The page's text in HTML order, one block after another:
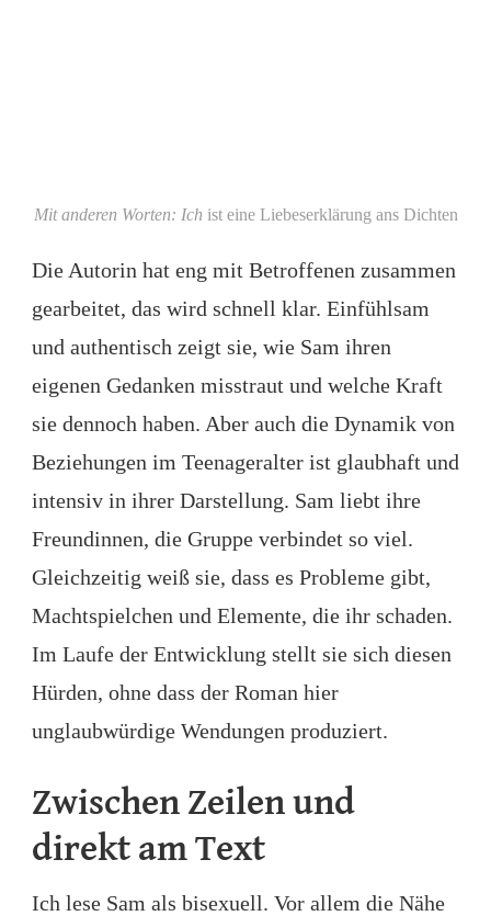
Mit anderen Worten: Ich ist eine Liebeserklärung ans Dichten
Die Autorin hat eng mit Betroffenen zusammen
gearbeitet, das wird schnell klar. Einfühlsam
und authentisch zeigt sie, wie Sam ihren
eigenen Gedanken misstraut und welche Kraft
sie dennoch haben. Aber auch die Dynamik von
Beziehungen im Teenageralter ist glaubhaft und
intensiv in ihrer Darstellung. Sam liebt ihre
Freundinnen, die Gruppe verbindet so viel.
Gleichzeitig weiß sie, dass es Probleme gibt,
Machtspielchen und Elemente, die ihr schaden.
Im Laufe der Entwicklung stellt sie sich diesen
Hürden, ohne dass der Roman hier
unglaubwürdige Wendungen produziert.
Zwischen Zeilen und
direkt am Text
Ich lese Sam als bisexuell. Vor allem die Nähe